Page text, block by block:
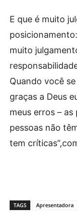
E que é muito
muito
Quando você
graças a Deus
meus erros – as
pessoas não
tem
TAGS Apresentadora